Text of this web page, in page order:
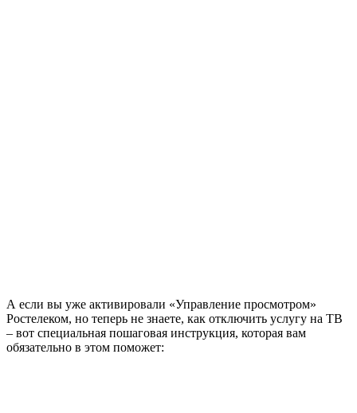
А если вы уже активировали «Управление просмотром»
Ростелеком, но теперь не знаете, как отключить услугу на ТВ
– вот специальная пошаговая инструкция, которая вам
обязательно в этом поможет: